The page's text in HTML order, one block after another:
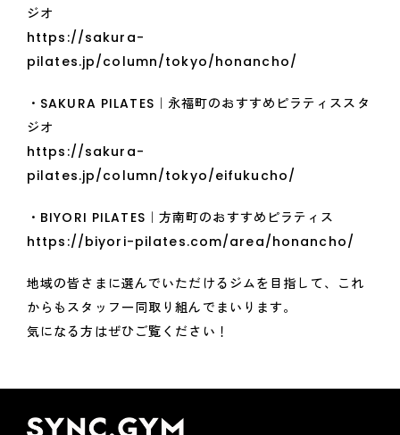
ジオ
https://sakura-
pilates.jp/column/tokyo/honancho/
・SAKURA PILATES｜永福町のおすすめピラティススタ
ジオ
https://sakura-
pilates.jp/column/tokyo/eifukucho/
・BIYORI PILATES｜方南町のおすすめピラティス
https://biyori-pilates.com/area/honancho/
地域の皆さまに選んでいただけるジムを目指して、これ
からもスタッフ一同取り組んでまいります。
気になる方はぜひご覧ください！